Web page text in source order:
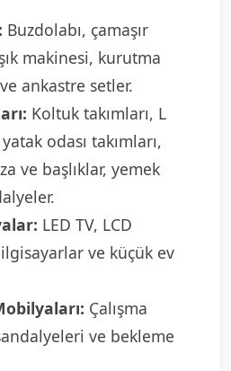
Buzdolabı, çamaşır
makinesi, kurutma
ankastre setler.
Koltuk takımları, L
odası takımları,
ve başlıklar, yemek
LED TV, LCD
ve küçük ev
Çalışma
ve bekleme